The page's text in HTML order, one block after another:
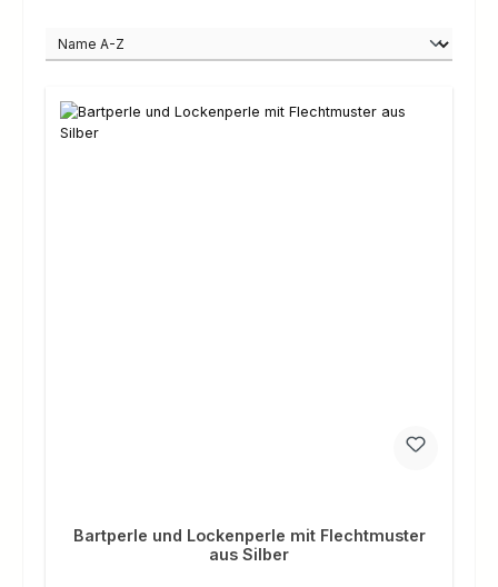
Bartperle und Lockenperle mit Flechtmuster
aus Silber